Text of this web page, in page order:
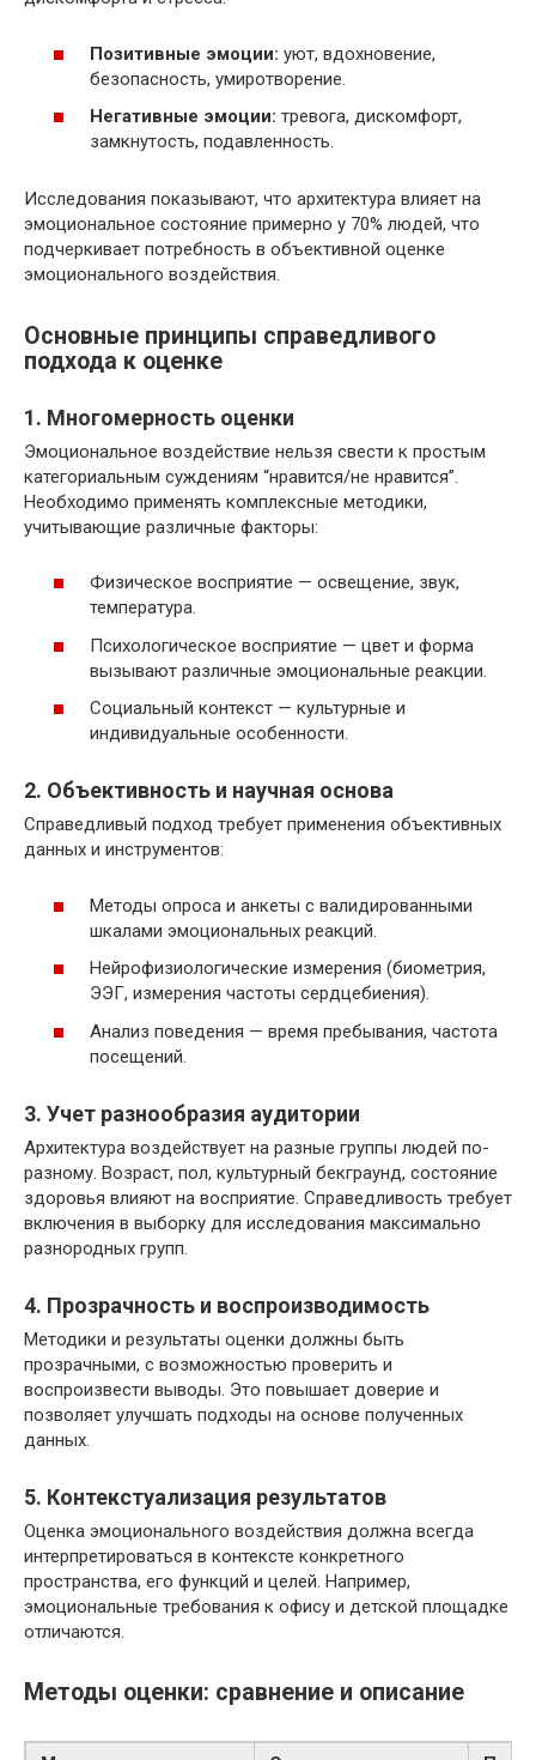
Позитивные эмоции: уют, вдохновение,
безопасность, умиротворение.
Негативные эмоции: тревога, дискомфорт,
замкнутость, подавленность.
Исследования показывают, что архитектура влияет на
эмоциональное состояние примерно у 70% людей, что
подчеркивает потребность в объективной оценке
эмоционального воздействия.
Основные принципы справедливого
подхода к оценке
1. Многомерность оценки
Эмоциональное воздействие нельзя свести к простым
категориальным суждениям “нравится/не нравится”.
Необходимо применять комплексные методики,
учитывающие различные факторы:
Физическое восприятие — освещение, звук,
температура.
Психологическое восприятие — цвет и форма
вызывают различные эмоциональные реакции.
Социальный контекст — культурные и
индивидуальные особенности.
2. Объективность и научная основа
Справедливый подход требует применения объективных
данных и инструментов:
Методы опроса и анкеты с валидированными
шкалами эмоциональных реакций.
Нейрофизиологические измерения (биометрия,
ЭЭГ, измерения частоты сердцебиения).
Анализ поведения — время пребывания, частота
посещений.
3. Учет разнообразия аудитории
Архитектура воздействует на разные группы людей по-
разному. Возраст, пол, культурный бекграунд, состояние
здоровья влияют на восприятие. Справедливость требует
включения в выборку для исследования максимально
разнородных групп.
4. Прозрачность и воспроизводимость
Методики и результаты оценки должны быть
прозрачными, с возможностью проверить и
воспроизвести выводы. Это повышает доверие и
позволяет улучшать подходы на основе полученных
данных.
5. Контекстуализация результатов
Оценка эмоционального воздействия должна всегда
интерпретироваться в контексте конкретного
пространства, его функций и целей. Например,
эмоциональные требования к офису и детской площадке
отличаются.
Методы оценки: сравнение и описание